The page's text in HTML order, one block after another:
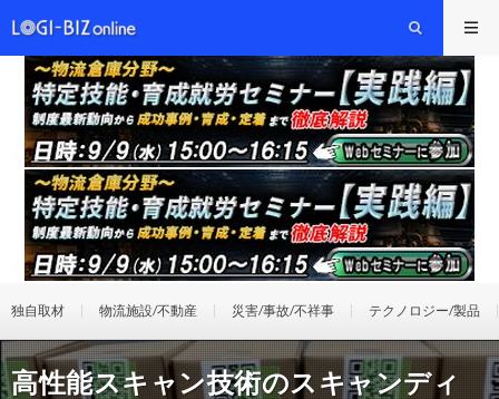
独自取材 物流施設/不動産 災害/事故/不祥事 テクノロジー/製品
高性能スキャン技術のスキャンディ